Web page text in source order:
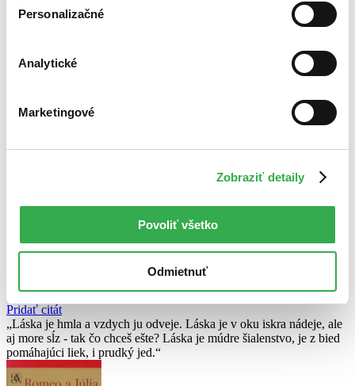
Personalizačné
Analytické
Marketingové
Zobraziť detaily
Povoliť všetko
Odmietnuť
Bestsellery
Top hodnotené
Najlacnejšie
vyhovujúci zadaným podmienkam.
Skúste prosím zmeniť vyhľadávaný výraz.
Náš pomocník Sherlock vám ju s radosťou vypátra!
Knihomoľský pomocník
Pridať citát
Láska je hmla a vzdych ju odveje. Láska je v oku iskra nádeje, ale
aj more sĺz - tak čo chceš ešte? Láska je múdre šialenstvo, je z bied
pomáhajúci liek, i prudký jed.